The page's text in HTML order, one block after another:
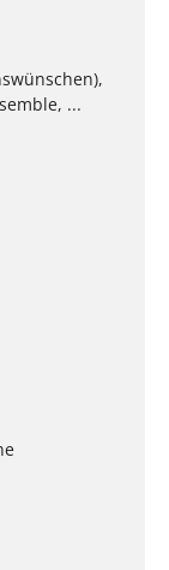
...